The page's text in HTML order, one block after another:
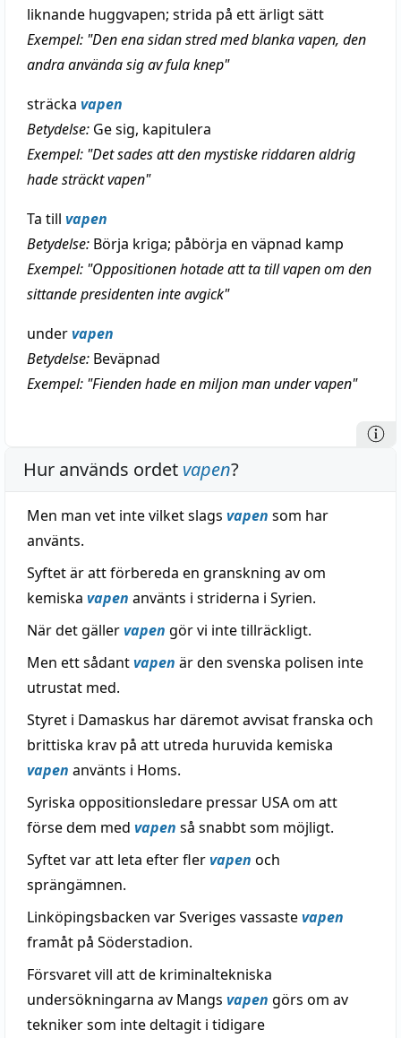
liknande huggvapen; strida på ett ärligt sätt
Exempel: "Den ena sidan stred med blanka vapen, den
andra använda sig av fula knep"
sträcka vapen
Betydelse: Ge sig, kapitulera
Exempel: "Det sades att den mystiske riddaren aldrig
hade sträckt vapen"
Ta till vapen
Betydelse: Börja kriga; påbörja en väpnad kamp
Exempel: "Oppositionen hotade att ta till vapen om den
sittande presidenten inte avgick"
undervapen
Betydelse: Beväpnad
Exempel: "Fienden hade en miljon man under vapen"
Hur används ordet vapen?
Men man vet inte vilket slags vapen som har
använts.
Syftet är att förbereda en granskning av om
kemiska vapen använts i striderna i Syrien.
När det gällervapen gör vi inte tillräckligt.
Men ett sådantvapen är den svenska polisen inte
utrustat med.
Styret i Damaskus har däremot avvisat franska och
brittiska krav på att utreda huruvida kemiska
vapen använts i Homs.
Syriska oppositionsledare pressar USA om att
förse dem med vapen så snabbt som möjligt.
Syftet var att leta efter flervapen och
sprängämnen.
Linköpingsbacken var Sveriges vassastevapen
framåt på Söderstadion.
Försvaret vill att de kriminaltekniska
undersökningarna av Mangs vapen görs om av
tekniker som inte deltagit i tidigare